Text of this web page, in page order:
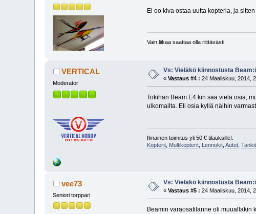
Ei oo kiva ostaa uutta kopteria, ja
Vain liikaa saattaa olla riittävästi
VERTICAL
Moderator
Vs: Vieläkö kiinnostusta
«Vastaus #4 : 24 Maaliskuu, 2014,
Tokihan Beam E4:kin saa vielä osia,
ulkomailta. Eli osia kyllä näihin
Ilmainen toimitus yli 50 € tilauksille!.
Kopterit, Multikopterit, Lennokit, Autot, Tankit
vee73
Seniori torppari
Vs: Vieläkö kiinnostusta
«Vastaus #5 : 24 Maaliskuu, 2014,
Beamin varaosatilanne oli muuallakin